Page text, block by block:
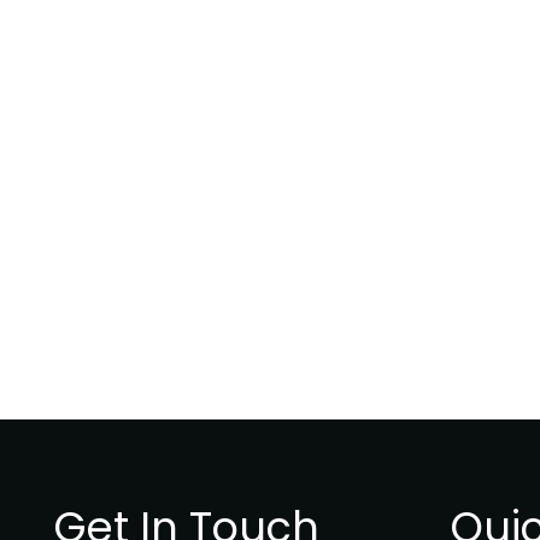
Get In Touch